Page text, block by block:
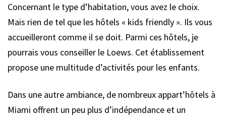
Concernant le type d’habitation, vous avez le choix.
Mais rien de tel que les hôtels « kids friendly ». Ils vous
accueilleront comme il se doit. Parmi ces hôtels, je
pourrais vous conseiller le Loews. Cet établissement
propose une multitude d’activités pour les enfants.
Dans une autre ambiance, de nombreux appart’hôtels à
Miami offrent un peu plus d’indépendance et un